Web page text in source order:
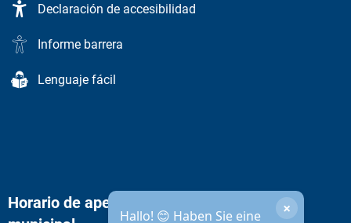
Declaración de accesibilidad
Informe barrera
Lenguaje fácil
Hallo! 😊 Haben Sie eine ×
Horario de apertura de la administración